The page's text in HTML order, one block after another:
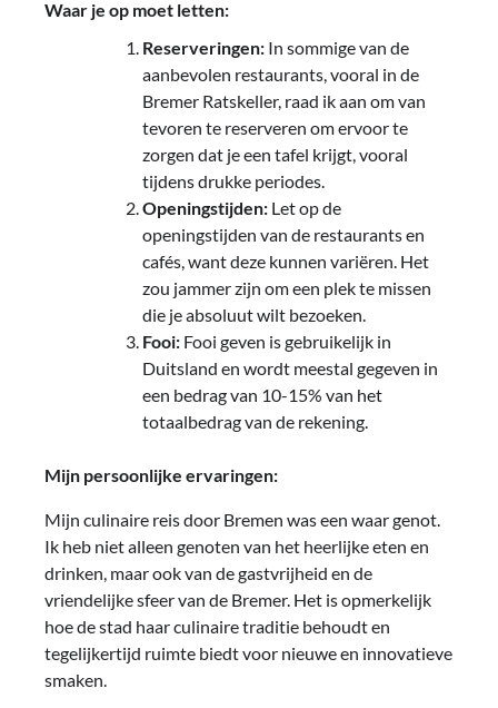
Waar je op moet letten:
Reserveringen: In sommige van de
aanbevolen restaurants, vooral in de
Bremer Ratskeller, raad ik aan om van
tevoren te reserveren om ervoor te
zorgen dat je een tafel krijgt, vooral
tijdens drukke periodes.
Openingstijden: Let op de
openingstijden van de restaurants en
cafés, want deze kunnen variëren. Het
zou jammer zijn om een plek te missen
die je absoluut wilt bezoeken.
Fooi: Fooi geven is gebruikelijk in
Duitsland en wordt meestal gegeven in
een bedrag van 10-15% van het
totaalbedrag van de rekening.
Mijn persoonlijke ervaringen:
Mijn culinaire reis door Bremen was een waar genot.
Ik heb niet alleen genoten van het heerlijke eten en
drinken, maar ook van de gastvrijheid en de
vriendelijke sfeer van de Bremer. Het is opmerkelijk
hoe de stad haar culinaire traditie behoudt en
tegelijkertijd ruimte biedt voor nieuwe en innovatieve
smaken.